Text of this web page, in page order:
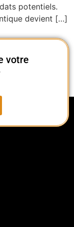
potentiels.
devient […]
votre